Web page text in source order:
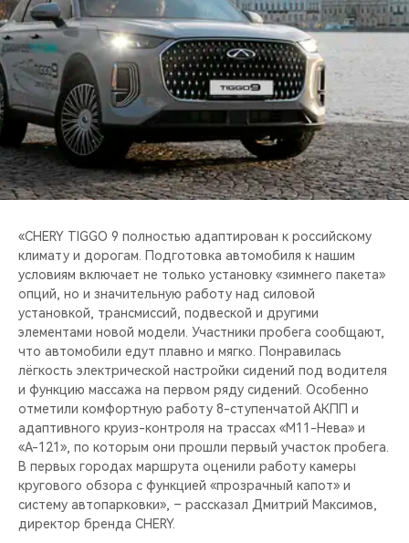
«CHERY TIGGO 9 полностью адаптирован к российскому
климату и дорогам. Подготовка автомобиля к нашим
условиям включает не только установку «зимнего пакета»
опций, но и значительную работу над силовой
установкой, трансмиссий, подвеской и другими
элементами новой модели. Участники пробега сообщают,
что автомобили едут плавно и мягко. Понравилась
лёгкость электрической настройки сидений под водителя
и функцию массажа на первом ряду сидений. Особенно
отметили комфортную работу 8-ступенчатой АКПП и
адаптивного круиз-контроля на трассах «М11-Нева» и
«А-121», по которым они прошли первый участок пробега.
В первых городах маршрута оценили работу камеры
кругового обзора с функцией «прозрачный капот» и
систему автопарковки», – рассказал Дмитрий Максимов,
директор бренда CHERY.